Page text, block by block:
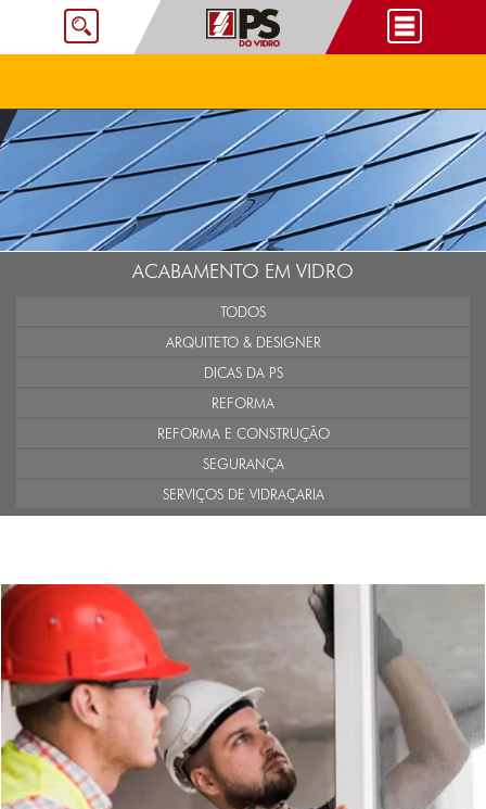
ACABAMENTO EM VIDRO
TODOS
ARQUITETO & DESIGNER
DICAS DA PS
REFORMA
REFORMA E CONSTRUÇÃO
SEGURANÇA
SERVIÇOS DE VIDRAÇARIA